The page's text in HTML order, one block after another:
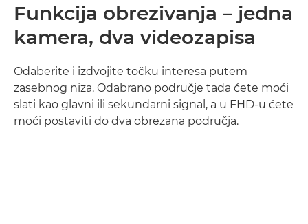
Funkcija obrezivanja – jedna
kamera, dva videozapisa
Odaberite i izdvojite točku interesa putem
zasebnog niza. Odabrano područje tada ćete moći
slati kao glavni ili sekundarni signal, a u FHD-u ćete
moći postaviti do dva obrezana područja.